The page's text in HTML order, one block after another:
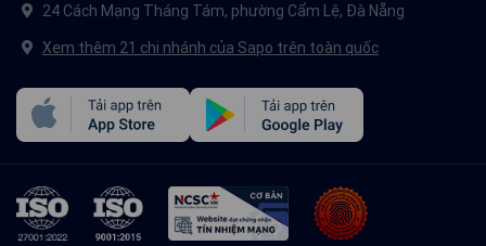
24 Cách Mạng Tháng Tám, phường Cẩm Lệ, Đà Nẵng
Xem thêm 21 chi nhánh của Sapo trên toàn quốc